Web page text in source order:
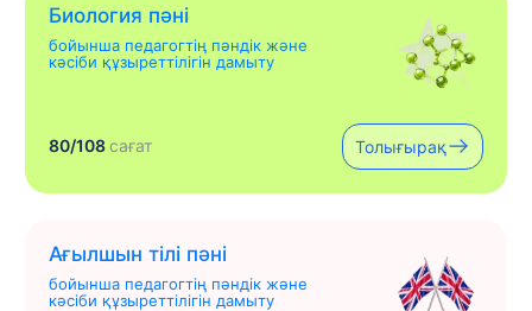
Биология пәні
бойынша педагогтің пәндік және
кәсіби құзыреттілігін дамыту
80/108сағат Толығырақ
Ағылшын тілі пәні
бойынша педагогтің пәндік және
кәсіби құзыреттілігін дамыту